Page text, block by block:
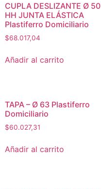
CUPLA DESLIZANTE Ø 50
HH JUNTA ELÁSTICA
Plastiferro Domiciliario
$68.017,04
Añadir al carrito
TAPA – Ø 63 Plastiferro
Domiciliario
$60.027,31
Añadir al carrito